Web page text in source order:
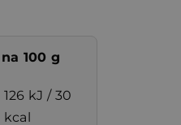
100 g
126 kJ / 30
kcal